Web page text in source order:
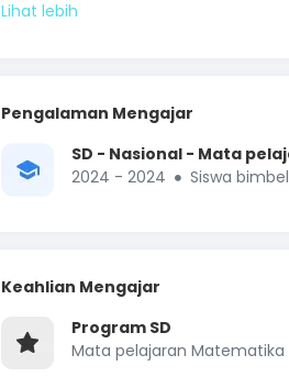
Pengalaman Mengajar
SD - Nasional - Mata
2024 - 2024
Siswa
Keahlian Mengajar
Program SD
Mata pelajaran Matematika